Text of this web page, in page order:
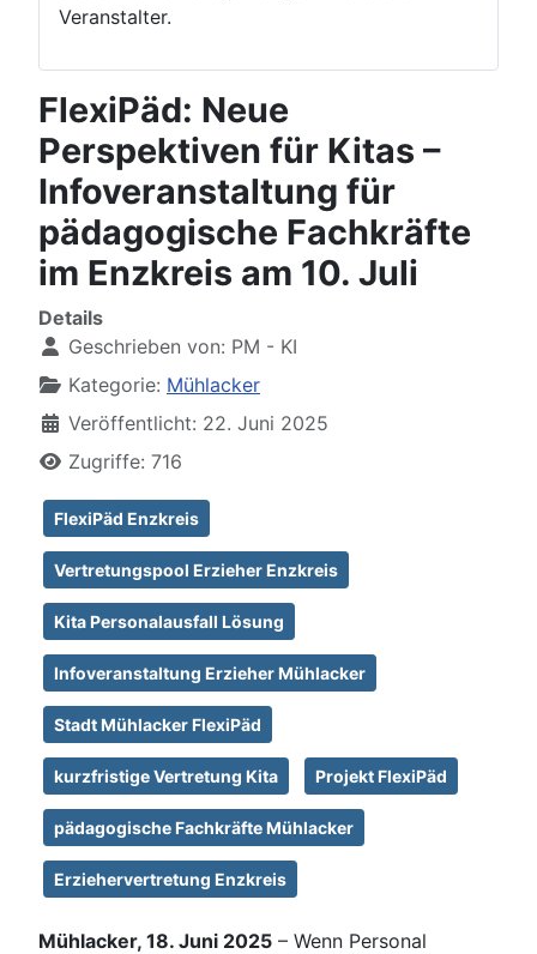
Veranstalter.
FlexiPäd: Neue
Perspektiven für Kitas –
Infoveranstaltung für
pädagogische Fachkräfte
im Enzkreis am 10. Juli
Details
Geschrieben von: PM - KI
Kategorie: Mühlacker
Veröffentlicht: 22. Juni 2025
Zugriffe: 716
FlexiPäd Enzkreis
Vertretungspool Erzieher Enzkreis
Kita Personalausfall Lösung
Infoveranstaltung Erzieher Mühlacker
Stadt Mühlacker FlexiPäd
kurzfristige Vertretung Kita Projekt FlexiPäd
pädagogische Fachkräfte Mühlacker
Erziehervertretung Enzkreis
Mühlacker, 18. Juni 2025 – Wenn Personal